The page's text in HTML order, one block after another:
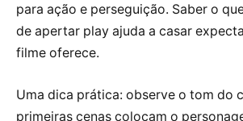
para ação e perseguição. Saber o
de apertar play ajuda a casar
filme oferece.
Uma dica prática: observe o tom do
primeiras cenas colocam o